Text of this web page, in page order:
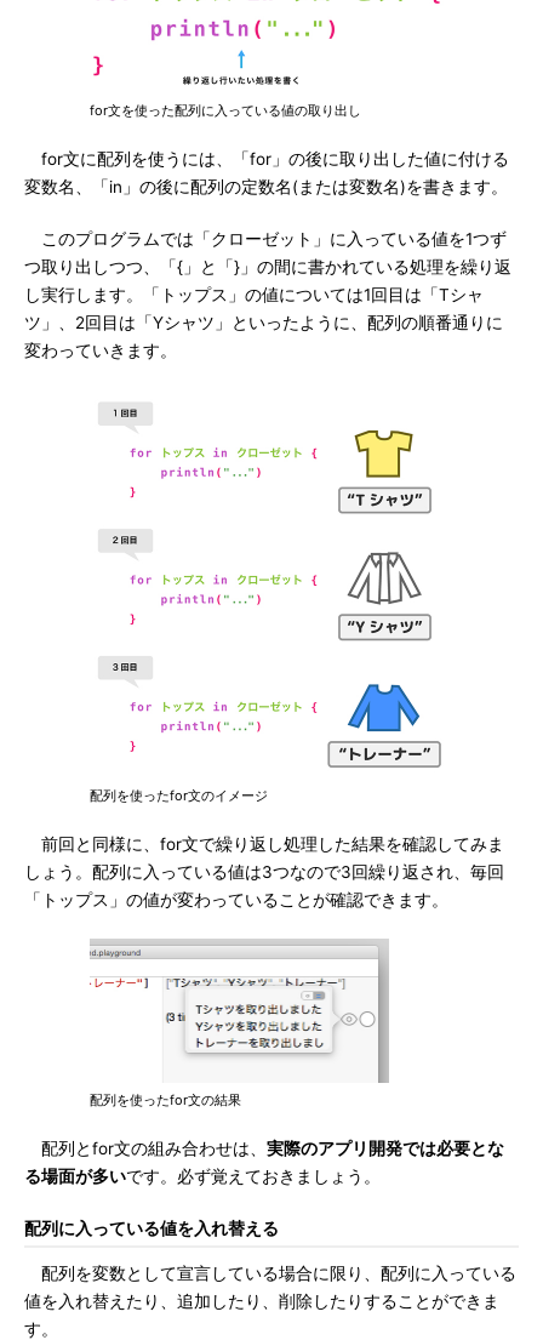
for文を使った配列に入っている値の取り出し
for文に配列を使うには、「for」の後に取り出した値に付ける
変数名、「in」の後に配列の定数名(または変数名)を書きます。
このプログラムでは「クローゼット」に入っている値を1つず
つ取り出しつつ、「{」と「}」の間に書かれている処理を繰り返
し実行します。「トップス」の値については1回目は「Tシャ
ツ」、2回目は「Yシャツ」といったように、配列の順番通りに
変わっていきます。
配列を使ったfor文のイメージ
前回と同様に、for文で繰り返し処理した結果を確認してみま
しょう。配列に入っている値は3つなので3回繰り返され、毎回
「トップス」の値が変わっていることが確認できます。
配列を使ったfor文の結果
配列とfor文の組み合わせは、 実際のアプリ開発では必要とな
る場面が多いです。必ず覚えておきましょう。
配列に入っている値を入れ替える
配列を変数として宣言している場合に限り、配列に入っている
値を入れ替えたり、追加したり、削除したりすることができま
す。